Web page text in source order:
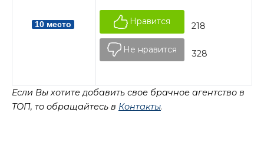
Если Вы хотите добавить свое брачное агентство в
ТОП, то обращайтесь в Контакты.
10 место Нравится 218
Не нравится 328